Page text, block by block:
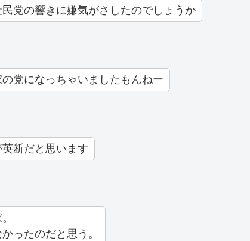
党の響きに嫌気がさしたのでしょうか
党になっちゃいましたもんねー
断だと思います
ったのだと思う。